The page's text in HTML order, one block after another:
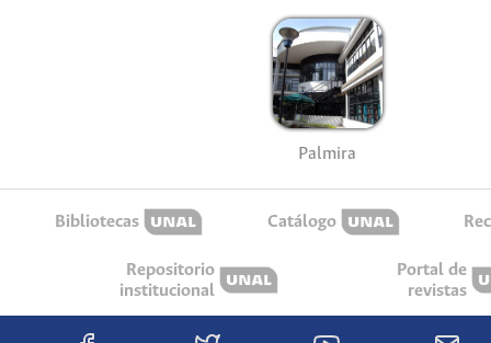
Palmira
Bibliotecas Catálogo
Repositorio
institucional
Portal de
revistas